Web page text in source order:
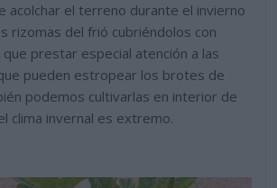
acolchar el terreno durante el invierno
rizomas del frió cubriéndolos con
que prestar especial atención a las
pueden estropear los brotes de
podemos cultivarlas en interior de
clima invernal es extremo.